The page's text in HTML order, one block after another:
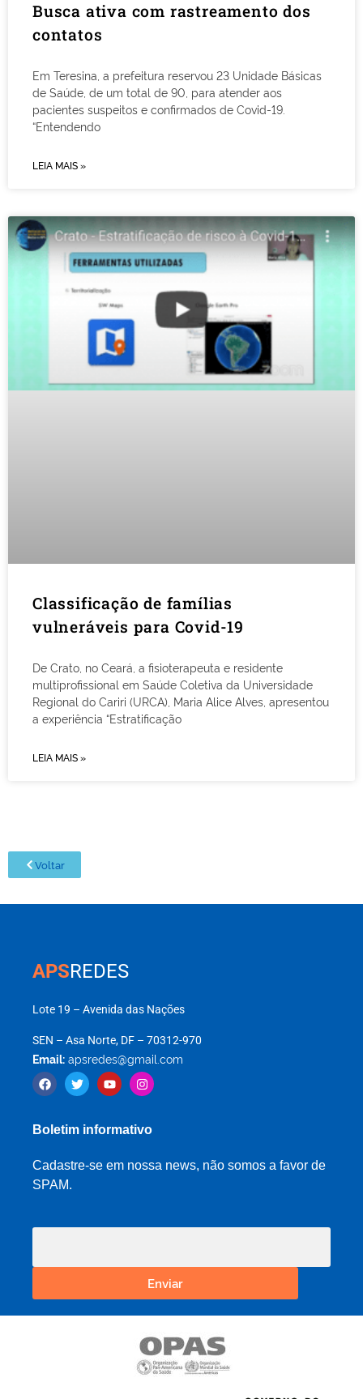
Busca ativa com rastreamento dos
contatos
Em Teresina, a prefeitura reservou 23 Unidade Básicas
de Saúde, de um total de 90, para atender aos
pacientes suspeitos e confirmados de Covid-19.
“Entendendo
LEIA MAIS »
Classificação de famílias
vulneráveis para Covid-19
De Crato, no Ceará, a fisioterapeuta e residente
multiprofissional em Saúde Coletiva da Universidade
Regional do Cariri (URCA), Maria Alice Alves, apresentou
a experiência “Estratificação
LEIA MAIS »
Voltar
APSREDES
Lote 19 – Avenida das Nações
SEN – Asa Norte, DF – 70312-970
Email: apsredes@gmail.com
Boletim informativo
Cadastre-se em nossa news, não somos a favor de
SPAM.
Enviar